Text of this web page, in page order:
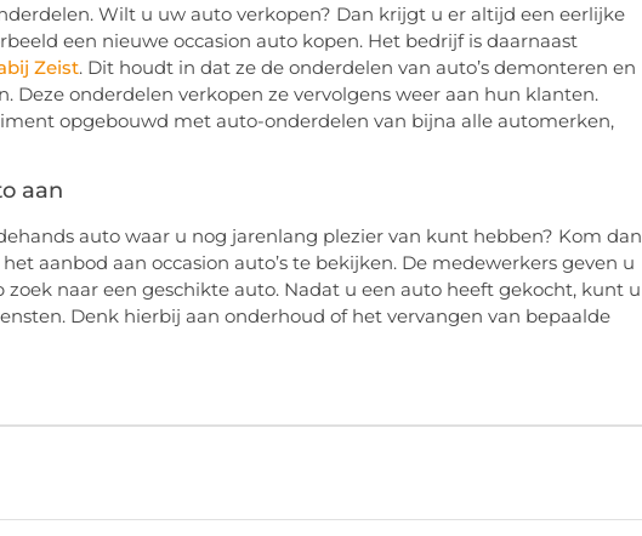
Wilt u uw auto verkopen? Dan krijgt u er altijd een eerlijke
een nieuwe occasion auto kopen. Het bedrijf is daarnaast
Zeist. Dit houdt in dat ze de onderdelen van auto’s demonteren en
Deze onderdelen verkopen ze vervolgens weer aan hun klanten.
opgebouwd met auto-onderdelen van bijna alle automerken,
aan
auto waar u nog jarenlang plezier van kunt hebben? Kom dan
aanbod aan occasion auto’s te bekijken. De medewerkers geven u
zoek naar een geschikte auto. Nadat u een auto heeft gekocht, kunt u
Denk hierbij aan onderhoud of het vervangen van bepaalde